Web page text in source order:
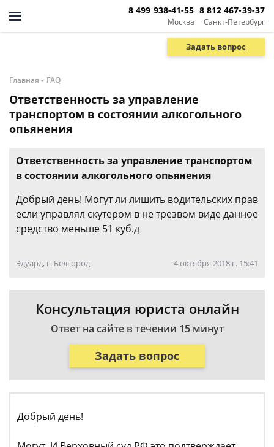
Москва
8 499 938-41-55
Санкт-Петербург
8 812 467-39-37
Задать вопрос
Главная - FAQ
Ответственность за управление
транспортом в состоянии алкогольного
опьянения
Ответственность за управление транспортом
в состоянии алкогольного опьянения
Добрый день! Могут ли лишить водительских прав
если управлял скутером в не трезвом виде данное
средство меньше 51 куб.д
Эдуард, г. Белгород 4 октября 2018 г. 15:41
Консультация юриста онлайн
Ответ на сайте в течении 15 минут
Задать вопрос
Добрый день!